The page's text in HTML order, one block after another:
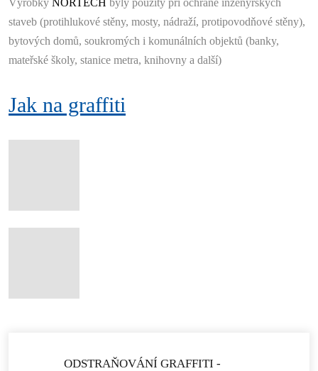
Výrobky NORTECH byly použity při ochraně inženýrských
staveb (protihlukové stěny, mosty, nádraží, protipovodňové stěny),
bytových domů, soukromých i komunálních objektů (banky,
mateřské školy, stanice metra, knihovny a další)
Jak na graffiti
ODSTRAŇOVÁNÍ GRAFFITI -